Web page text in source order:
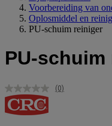
Voorbereiding van
Oplosmiddel en
PU-schuim reiniger
PU-
Geen
(0)